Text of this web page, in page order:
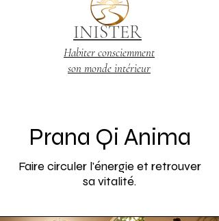
INISTER
Habiter consciemment
son monde intérieur
Prana Qi Anima
Faire circuler l'énergie et retrouver
sa vitalité.